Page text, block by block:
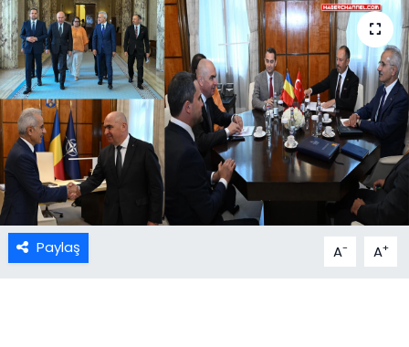
Paylaş A- A+